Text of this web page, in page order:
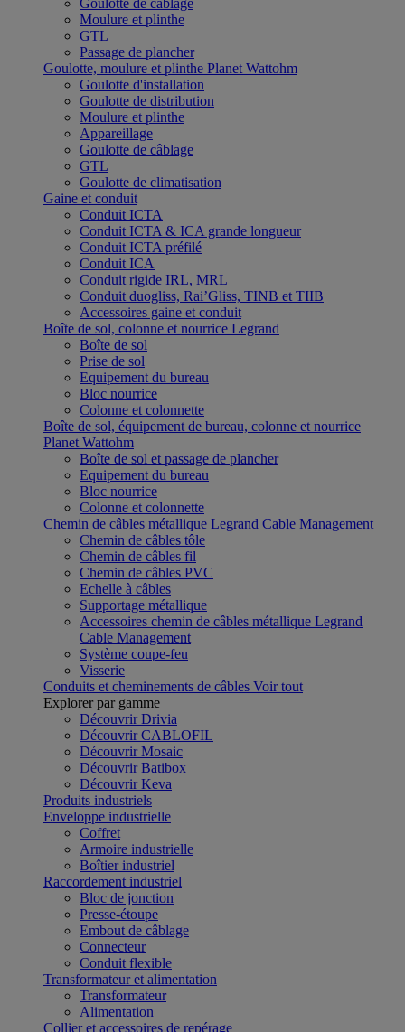
Goulotte de câblage
Moulure et plinthe
GTL
Passage de plancher
Goulotte, moulure et plinthe Planet Wattohm
Goulotte d'installation
Goulotte de distribution
Moulure et plinthe
Appareillage
Goulotte de câblage
GTL
Goulotte de climatisation
Gaine et conduit
Conduit ICTA
Conduit ICTA & ICA grande longueur
Conduit ICTA préfilé
Conduit ICA
Conduit rigide IRL, MRL
Conduit duogliss, Rai’Gliss, TINB et TIIB
Accessoires gaine et conduit
Boîte de sol, colonne et nourrice Legrand
Boîte de sol
Prise de sol
Equipement du bureau
Bloc nourrice
Colonne et colonnette
Boîte de sol, équipement de bureau, colonne et nourrice
Planet Wattohm
Boîte de sol et passage de plancher
Equipement du bureau
Bloc nourrice
Colonne et colonnette
Chemin de câbles métallique Legrand Cable Management
Chemin de câbles tôle
Chemin de câbles fil
Chemin de câbles PVC
Echelle à câbles
Supportage métallique
Accessoires chemin de câbles métallique Legrand
Cable Management
Système coupe-feu
Visserie
Conduits et cheminements de câbles Voir tout
Explorer par gamme
Découvrir Drivia
Découvrir CABLOFIL
Découvrir Mosaic
Découvrir Batibox
Découvrir Keva
Produits industriels
Enveloppe industrielle
Coffret
Armoire industrielle
Boîtier industriel
Raccordement industriel
Bloc de jonction
Presse-étoupe
Embout de câblage
Connecteur
Conduit flexible
Transformateur et alimentation
Transformateur
Alimentation
Collier et accessoires de repérage